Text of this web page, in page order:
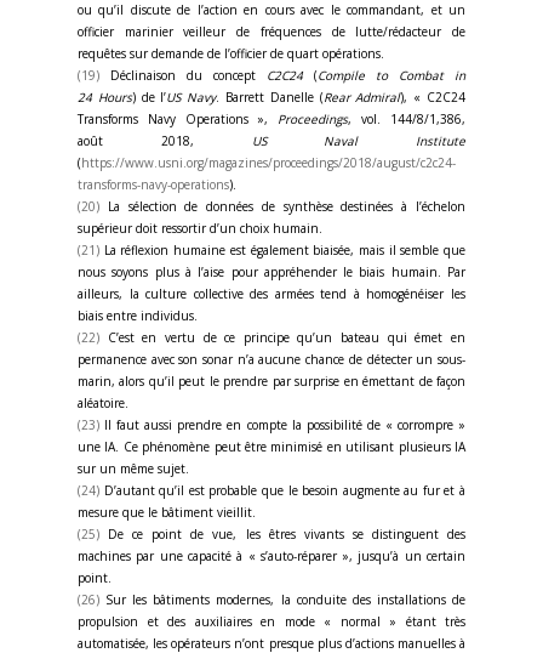
ou qu’il discute de l’action en cours avec le commandant, et un
officier marinier veilleur de fréquences de lutte/rédacteur de
requêtes sur demande de l’officier de quart opérations.
(19) Déclinaison du concept C2C24 (Compile to Combat in
24 Hours) de l’US Navy. Barrett Danelle (Rear Admiral), « C2C24
Transforms Navy Operations », Proceedings, vol. 144/8/1,386,
août 2018,
US Naval Institute
(https://www.usni.org/magazines/proceedings/2018/august/c2c24-
transforms-navy-operations).
(20) La sélection de données de synthèse destinées à l’échelon
supérieur doit ressortir d’un choix humain.
(21) La réflexion humaine est également biaisée, mais il semble que
nous soyons plus à l’aise pour appréhender le biais humain. Par
ailleurs, la culture collective des armées tend à homogénéiser les
biais entre individus.
(22) C’est en vertu de ce principe qu’un bateau qui émet en
permanence avec son sonar n’a aucune chance de détecter un sous-
marin, alors qu’il peut le prendre par surprise en émettant de façon
aléatoire.
(23) Il faut aussi prendre en compte la possibilité de « corrompre »
une IA. Ce phénomène peut être minimisé en utilisant plusieurs IA
sur un même sujet.
(24) D’autant qu’il est probable que le besoin augmente au fur et à
mesure que le bâtiment vieillit.
(25) De ce point de vue, les êtres vivants se distinguent des
machines par une capacité à « s’auto-réparer », jusqu’à un certain
point.
(26) Sur les bâtiments modernes, la conduite des installations de
propulsion et des auxiliaires en mode « normal » étant très
automatisée, les opérateurs n’ont presque plus d’actions manuelles à